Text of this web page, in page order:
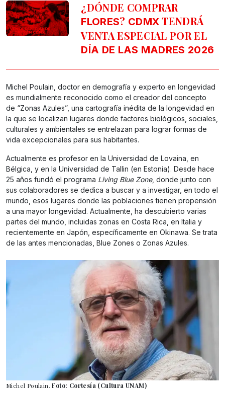
¿DÓNDE COMPRAR
FLORES? CDMX TENDRÁ
VENTA ESPECIAL POR EL
DÍA DE LAS MADRES 2026
Michel Poulain, doctor en demografía y experto en longevidad
es mundialmente reconocido como el creador del concepto
de “Zonas Azules”, una cartografía inédita de la longevidad en
la que se localizan lugares donde factores biológicos, sociales,
culturales y ambientales se entrelazan para lograr formas de
vida excepcionales para sus habitantes.
Actualmente es profesor en la Universidad de Lovaina, en
Bélgica, y en la Universidad de Tallin (en Estonia). Desde hace
25 años fundó el programa Living Blue Zone, donde junto con
sus colaboradores se dedica a buscar y a investigar, en todo el
mundo, esos lugares donde las poblaciones tienen propensión
a una mayor longevidad. Actualmente, ha descubierto varias
partes del mundo, incluidas zonas en Costa Rica, en Italia y
recientemente en Japón, específicamente en Okinawa. Se trata
de las antes mencionadas, Blue Zones o Zonas Azules.
Michel Poulain.Foto: Cortesía (Cultura UNAM)